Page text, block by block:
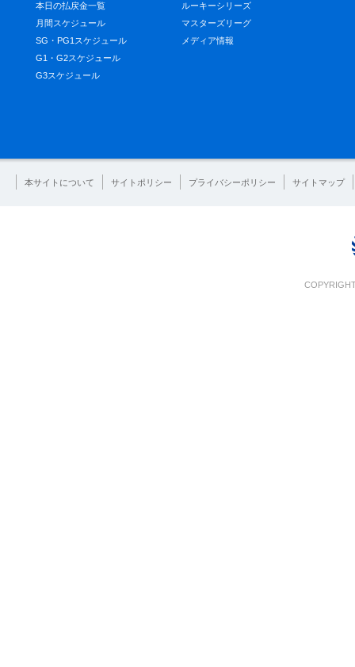
本日の払戻金一覧
月間スケジュール
SG・PG1スケジュール
G1・G2スケジュール
G3スケジュール
ルーキーシリーズ
マスターズリーグ
メディア情報
本サイトについて サイトポリシー プライバシーポリシー サイトマップ